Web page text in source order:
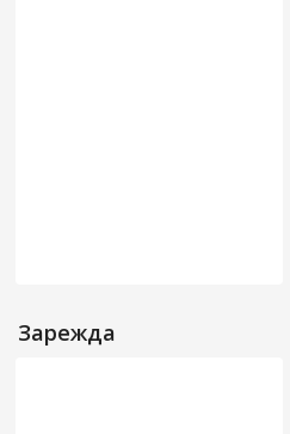
Зарежда